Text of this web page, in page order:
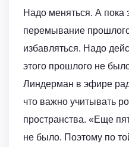
Надо меняться. А пока
перемывание
избавляться. Надо
этого прошлого не
Линдерман в эфире
что важно учитывать
пространства. «Еще
не было. Поэтому по